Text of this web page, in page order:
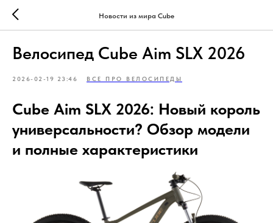
Новости из мира Cube
Велосипед Cube Aim SLX 2026
2026-02-19 23:46 ВСЕ ПРО ВЕЛОСИПЕДЫ
Cube Aim SLX 2026: Новый король
универсальности? Обзор модели
и полные характеристики